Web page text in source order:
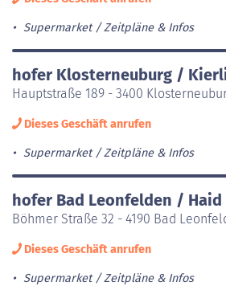
Supermarket Zeitpläne & Infos
hofer Klosterneuburg /
Hauptstraße 189 - 3400
Dieses Geschäft anrufen
Supermarket Zeitpläne & Infos
hofer Bad Leonfelden / Haid
Böhmer Straße 32 - 4190 Bad
Dieses Geschäft anrufen
Supermarket Zeitpläne & Infos